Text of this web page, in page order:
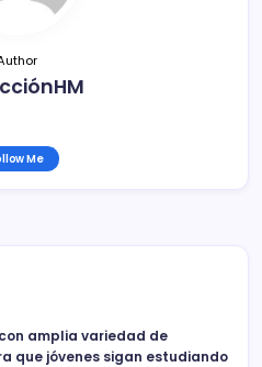
Me
amplia variedad de
que jóvenes sigan estudiando